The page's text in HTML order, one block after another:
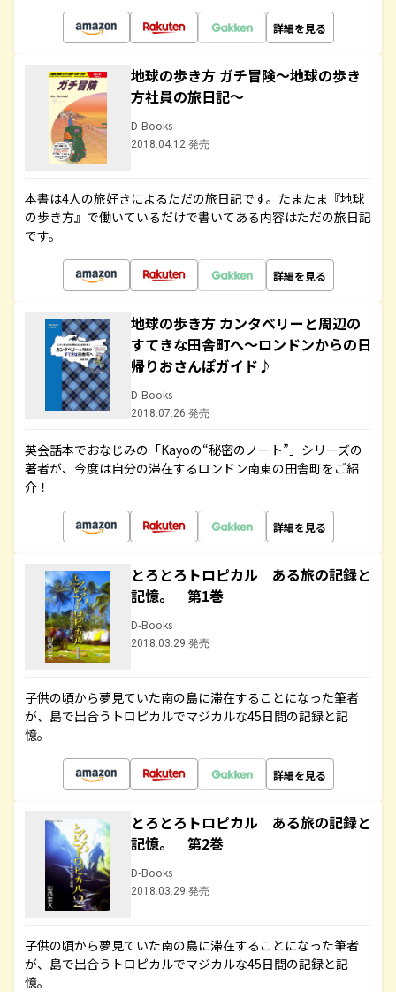
詳細を見る
地球の歩き方 ガチ冒険～地球の歩き
方社員の旅日記～
D-Books
2018.04.12 発売
本書は4人の旅好きによるただの旅日記です。たまたま『地球
の歩き方』で働いているだけで書いてある内容はただの旅日記
です。
詳細を見る
地球の歩き方 カンタベリーと周辺の
すてきな田舎町へ～ロンドンからの日
帰りおさんぽガイド♪
D-Books
2018.07.26 発売
英会話本でおなじみの「Kayoの“秘密のノート”」シリーズの
著者が、今度は自分の滞在するロンドン南東の田舎町をご紹
介！
詳細を見る
とろとろトロピカル ある旅の記録と
記憶。 第1巻
D-Books
2018.03.29 発売
子供の頃から夢見ていた南の島に滞在することになった筆者
が、島で出合うトロピカルでマジカルな45日間の記録と記
憶。
詳細を見る
とろとろトロピカル ある旅の記録と
記憶。 第2巻
D-Books
2018.03.29 発売
子供の頃から夢見ていた南の島に滞在することになった筆者
が、島で出合うトロピカルでマジカルな45日間の記録と記
憶。